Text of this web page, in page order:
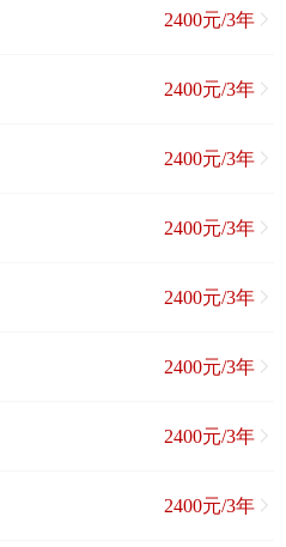
2400元/3年
2400元/3年
2400元/3年
2400元/3年
2400元/3年
2400元/3年
2400元/3年
2400元/3年